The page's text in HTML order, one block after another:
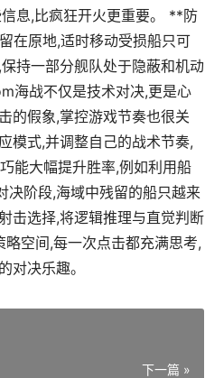
息,比疯狂开火更重要。 **防
在原地,适时移动受损船只可
持一部分舰队处于隐蔽和机动
海战不仅是技术对决,更是心
的假象,掌控游戏节奏也很关
模式,并调整自己的战术节奏,
能大幅提升胜率,例如利用船
决阶段,海域中残留的船只越来
击选择,将逻辑推理与直觉判断
空间,每一次点击都充满思考,
对决乐趣。
下一篇 »